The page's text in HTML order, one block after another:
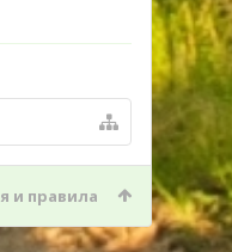
и правила